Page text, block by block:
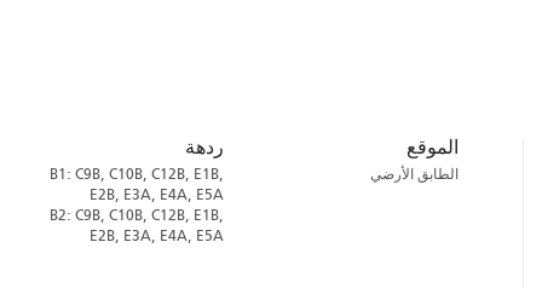
الموقع
الطابق الأرضي
ردهة
B1: C9B, C10B, C12B, E1B,
E2B, E3A, E4A, E5A
B2: C9B, C10B, C12B, E1B,
E2B, E3A, E4A, E5A